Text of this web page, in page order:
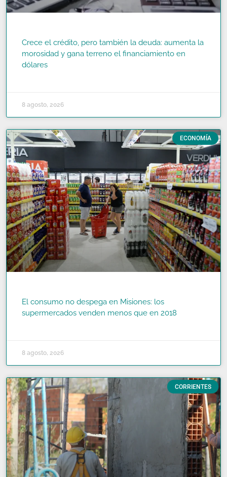
Crece el crédito, pero también la deuda: aumenta la
morosidad y gana terreno el financiamiento en
dólares
8 agosto, 2026
ECONOMÍA
El consumo no despega en Misiones: los
supermercados venden menos que en 2018
8 agosto, 2026
CORRIENTES